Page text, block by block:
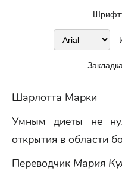
Шрифт:
Шарлотта Марки
Умным диеты не
открытия в области
Переводчик Мария